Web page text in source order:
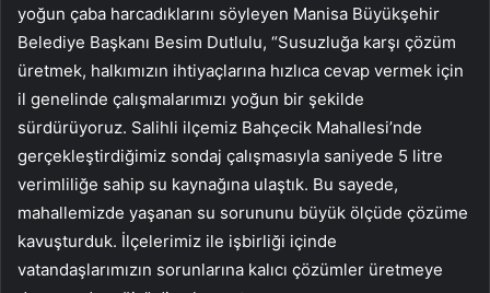
yoğun çaba harcadıklarını söyleyen Manisa Büyükşehir
Belediye Başkanı Besim Dutlulu, “Susuzluğa karşı çözüm
üretmek, halkımızın ihtiyaçlarına hızlıca cevap vermek için
il genelinde çalışmalarımızı yoğun bir şekilde
sürdürüyoruz. Salihli ilçemiz Bahçecik Mahallesi’nde
gerçekleştirdiğimiz sondaj çalışmasıyla saniyede 5 litre
verimliliğe sahip su kaynağına ulaştık. Bu sayede,
mahallemizde yaşanan su sorununu büyük ölçüde çözüme
kavuşturduk. İlçelerimiz ile işbirliği içinde
vatandaşlarımızın sorunlarına kalıcı çözümler üretmeye